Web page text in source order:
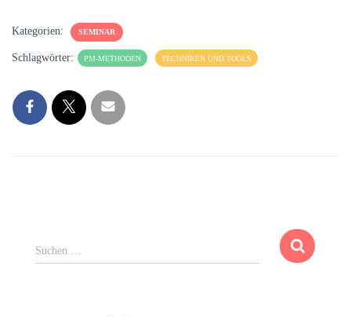
Kategorien: SEMINAR
Schlagwörter: PM-METHODEN TECHNIKEN UND TOOLS
S
u
Suchen …